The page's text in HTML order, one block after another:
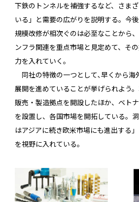
下鉄のトンネルを補強するなど、さま
いる」と需要の広がりを説明する。今
規模改修が相次ぐのは必至なことから
ンフラ関連を重点市場と見定めて、そ
力を入れていく。
同社の特徴の一つとして､早くから海
展開を進めていることが挙げられよう
販売・製造拠点を開設したほか、ベト
を設置し、各国市場を開拓している。
はアジアに続き欧米市場にも進出する
を視野に入れている。